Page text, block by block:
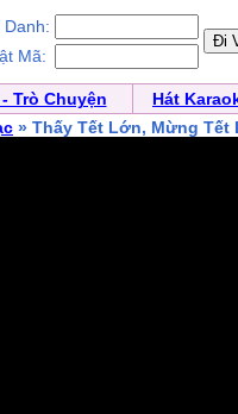
Danh:
Mã:
Trò Chuyện
Hát
» Thấy Tết Lớn, Mừng Tết